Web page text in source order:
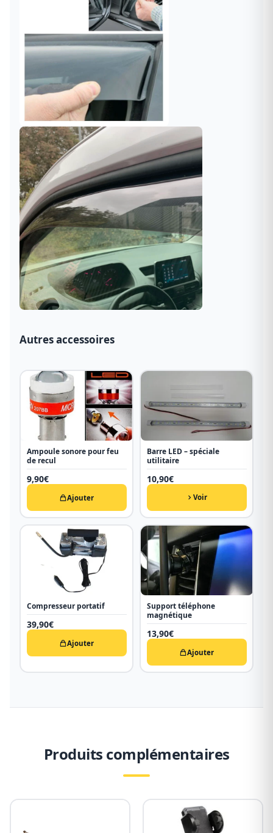
Autres accessoires
Ampoule sonore pour feu
de recul
9,90€
Ajouter
Barre LED – spéciale
utilitaire
10,90€
Voir
Compresseur portatif
39,90€
Ajouter
Support téléphone
magnétique
13,90€
Ajouter
Produits complémentaires